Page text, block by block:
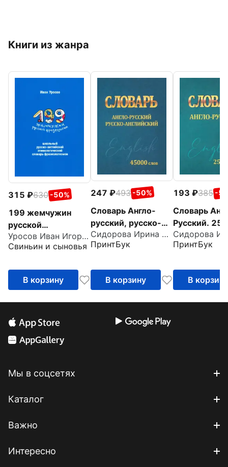
Книги из жанра
315 630 -50%
199 жемчужин
русской
фразеологии.
Школьный русско-
этимологический
словарь
Уросов Иван Игоревич
Свиньин и сыновья
В корзину
247 493 -50%
Словарь Англо-
русский, русско-
английский. 45000
слов
Сидорова Ирина Вадимовна
ПринтБук
В корзину
193 385 -
Словарь
Русский.
слов
ПринтБук
В корзину
Мы в соцсетях
Каталог
Важно
Интересно